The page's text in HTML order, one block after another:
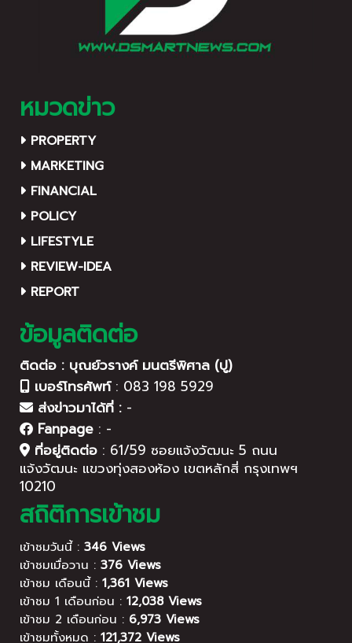
หมวดข่าว
PROPERTY
MARKETING
FINANCIAL
POLICY
LIFESTYLE
REVIEW-IDEA
REPORT
ข้อมูลติดต่อ
ติดต่อ : บุณย์วรางค์ มนตรีพิศาล (ปู)
เบอร์โทรศัพท์: 083 198 5929
ส่งข่าวมาได้ที่ : -
Fanpage : -
ที่อยู่ติดต่อ : 61/59 ซอยแจ้งวัฒนะ 5 ถนน
แจ้งวัฒนะ แขวงทุ่งสองห้อง เขตหลักสี่ กรุงเทพฯ
10210
สถิติการเข้าชม
เข้าชมวันนี้ : 346 Views
เข้าชมเมื่อวาน : 376 Views
เข้าชม เดือนนี้ : 1,361 Views
เข้าชม 1 เดือนก่อน : 12,038 Views
เข้าชม 2 เดือนก่อน : 6,973 Views
เข้าชมทั้งหมด : 121,372 Views